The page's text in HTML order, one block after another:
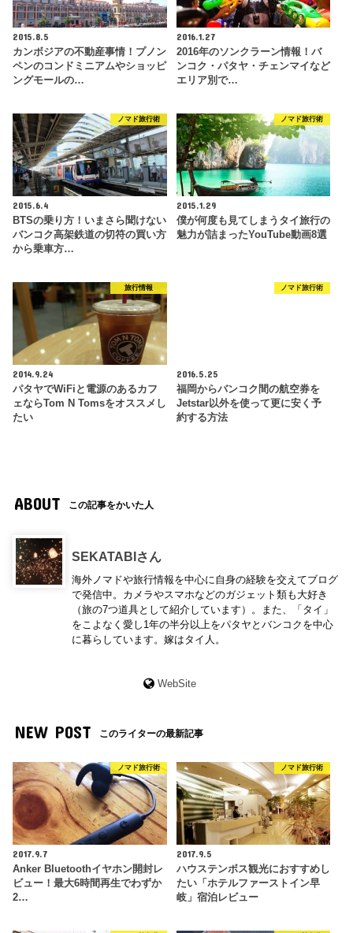
2015.8.5
カンボジアの不動産事情！プノン
ペンのコンドミニアムやショッピ
ングモールの…
2016.1.27
2016年のソンクラーン情報！バ
ンコク・パタヤ・チェンマイなど
エリア別で…
ノマド旅行術
2015.6.4
BTSの乗り方！いまさら聞けない
バンコク高架鉄道の切符の買い方
から乗車方…
ノマド旅行術
2015.1.29
僕が何度も見てしまうタイ旅行の
魅力が詰まったYouTube動画8選
旅行情報
2014.9.24
パタヤでWiFiと電源のあるカフ
ェならTom N Tomsをオススメし
たい
ノマド旅行術
2016.5.25
福岡からバンコク間の航空券を
Jetstar以外を使って更に安く予
約する方法
ABOUT この記事をかいた人
SEKATABIさん
海外ノマドや旅行情報を中心に自身の経験を交えてブログ
で発信中。カメラやスマホなどのガジェット類も大好き
（旅の7つ道具として紹介しています）。また、「タイ」
をこよなく愛し1年の半分以上をパタヤとバンコクを中心
に暮らしています。嫁はタイ人。
WebSite
NEW POST このライターの最新記事
ノマド旅行術
2017.9.7
Anker Bluetoothイヤホン開封レ
ビュー！最大6時間再生でわずか
2…
ノマド旅行術
2017.9.5
ハウステンボス観光におすすめし
たい「ホテルファーストイン早
岐」宿泊レビュー